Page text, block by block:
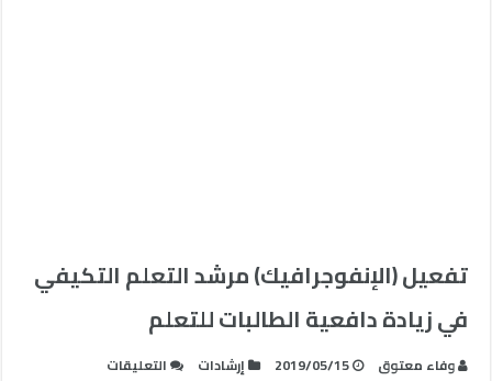
تفعيل (الإنفوجرافيك) مرشد التعلم التكيفي
في زيادة دافعية الطالبات للتعلم
وفاء معتوق 2019/05/15 إرشادات التعليقات